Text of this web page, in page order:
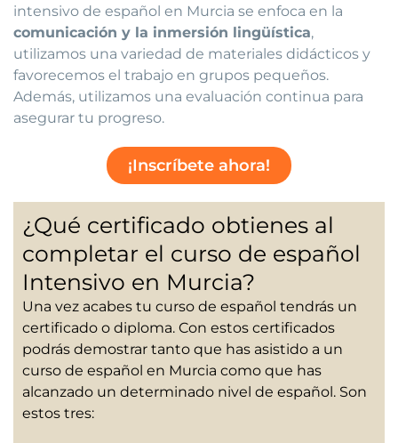
intensivo de español en Murcia se enfoca en la
comunicación y la inmersión lingüística,
utilizamos una variedad de materiales didácticos y
favorecemos el trabajo en grupos pequeños.
Además, utilizamos una evaluación continua para
asegurar tu progreso.
¡Inscríbete ahora!
¿Qué certificado obtienes al
completar el curso de español
Intensivo en Murcia?
Una vez acabes tu curso de español tendrás un
certificado o diploma. Con estos certificados
podrás demostrar tanto que has asistido a un
curso de español en Murcia como que has
alcanzado un determinado nivel de español. Son
estos tres: